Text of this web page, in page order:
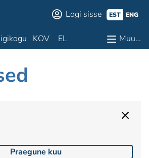
Logi sisse EST ENG
KOV EL Muu…
Praegune kuu